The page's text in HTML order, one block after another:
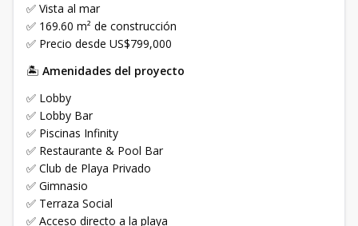
✅ Vista al mar
✅ 169.60 m² de construcción
✅ Precio desde US$799,000
🏝️ Amenidades del proyecto
✅ Lobby
✅ Lobby Bar
✅ Piscinas Infinity
✅ Restaurante & Pool Bar
✅ Club de Playa Privado
✅ Gimnasio
✅ Terraza Social
✅ Acceso directo a la playa